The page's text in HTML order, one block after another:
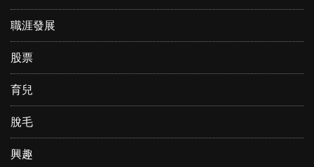
職涯發展
股票
育兒
脫毛
興趣